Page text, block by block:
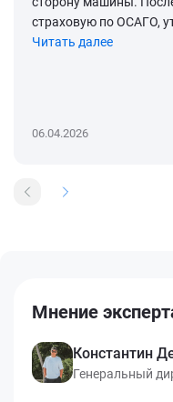
страховую по ОСАГО,
Читать далее
06.04.2026
Мнение
Константин
Генеральный